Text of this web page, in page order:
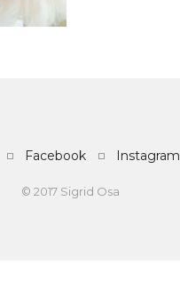
Facebook Instagram
© 2017 Sigrid Osa